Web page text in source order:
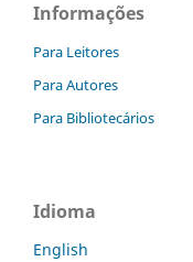
Informações
Para Leitores
Para Autores
Para Bibliotecários
Idioma
English